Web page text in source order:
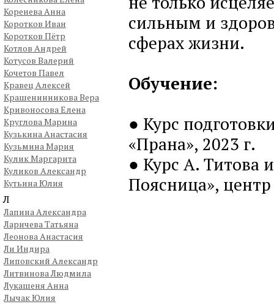
Коренева Анна
Коротков Иван
Коротков Пётр
Котлов Андрей
Котусов Валерий
Кочетов Павел
Кравец Алексей
Крашенинникова Вера
Кривоносова Елена
Круглова Марина
Кузькина Анастасия
Кузьмина Мария
Кулик Маргарита
Куликов Александр
Кутьина Юлия
Л
Лапина Александра
Ларичева Татьяна
Леонова Анастасия
Ли Индира
Липовский Александр
Литвинова Людмила
Лукашеня Анна
Лычак Юлия
сильным и
сферах жизни.
Обучение:
● Курс
«Прана», 2023 г.
● Курс А. Титова
Поясница»,